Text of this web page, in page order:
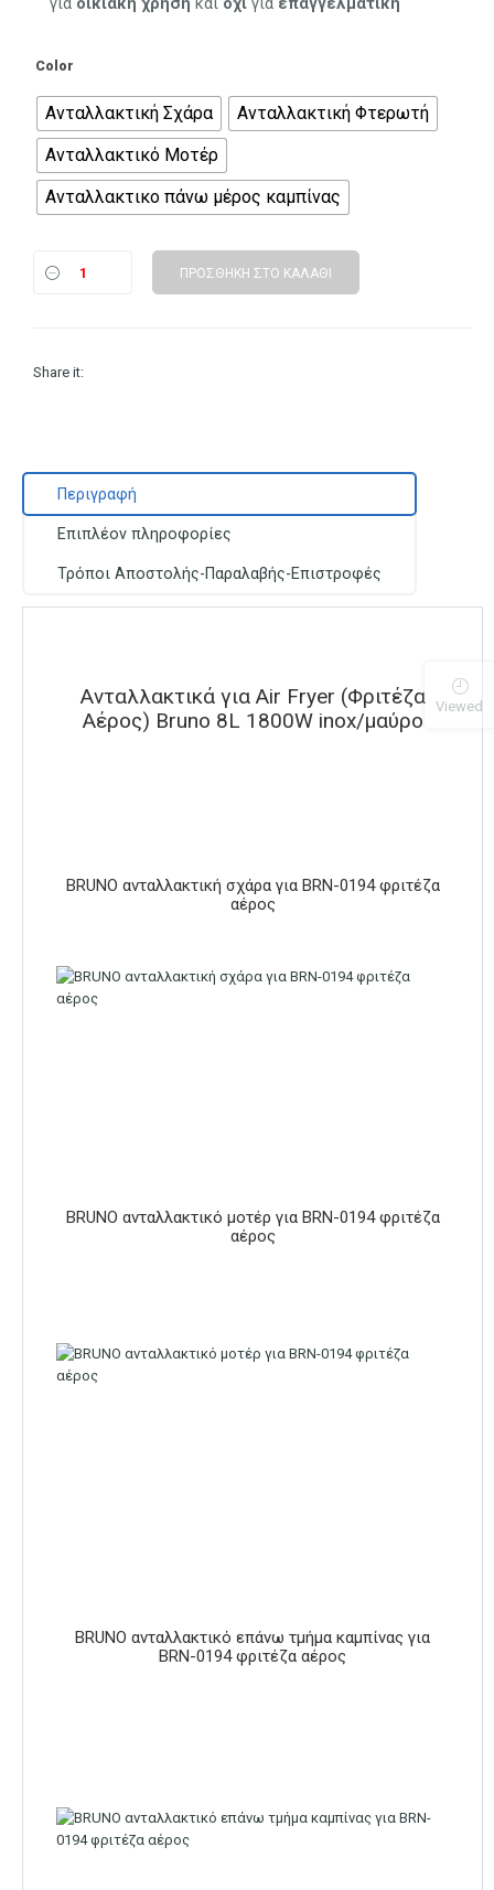
Color
Ανταλλακτική Σχάρα
Ανταλλακτική Φτερωτή
Ανταλλακτικό Μοτέρ
Ανταλλακτικο πάνω μέρος καμπίνας
ΠΡΟΣΘΉΚΗ ΣΤΟ ΚΑΛΆΘΙ
Share it:
Περιγραφή
Επιπλέον πληροφορίες
Τρόποι Αποστολής-Παραλαβής-Επιστροφές
Ανταλλακτικά για Air Fryer (Φριτέζα
Αέρος) Bruno 8L 1800W inox/μαύρο
BRUNO ανταλλακτική σχάρα για BRN-0194 φριτέζα
αέρος
BRUNO ανταλλακτικό μοτέρ για BRN-0194 φριτέζα
αέρος
BRUNO ανταλλακτικό επάνω τμήμα καμπίνας για
BRN-0194 φριτέζα αέρος
Viewed